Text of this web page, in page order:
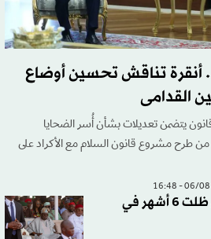
أنقرة تناقش تحسين أوضاع
القدامى
يتضمن تعديلات بشأن أُسر الضحايا
من طرح مشروع قانون السلام مع الأكراد على
نيجيريا: تحرير 308 رهائن ظلت 6 أشهر في